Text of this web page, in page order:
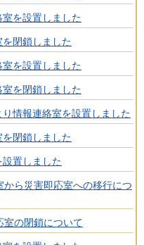
を設置しました
閉鎖しました
を設置しました
を閉鎖しました
情報連絡室を設置しました
閉鎖しました
置しました
ら災害即応室への移行につ
室の閉鎖について